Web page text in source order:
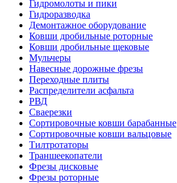
Гидромолоты и пики
Гидроразводка
Демонтажное оборудование
Ковши дробильные роторные
Ковши дробильные щековые
Мульчеры
Навесные дорожные фрезы
Переходные плиты
Распределители асфальта
РВД
Сваерезки
Сортировочные ковши барабанные
Сортировочные ковши вальцовые
Тилтротаторы
Траншеекопатели
Фрезы дисковые
Фрезы роторные